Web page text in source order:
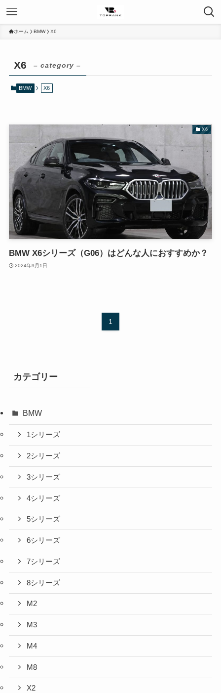
ホーム BMW X6
X6 – category –
BMW X6
X6
BMW X6シリーズ（G06）はどんな人におすすめか？
2024年9月1日
1
カテゴリー
BMW
1シリーズ
2シリーズ
3シリーズ
4シリーズ
5シリーズ
6シリーズ
7シリーズ
8シリーズ
M2
M3
M4
M8
X2